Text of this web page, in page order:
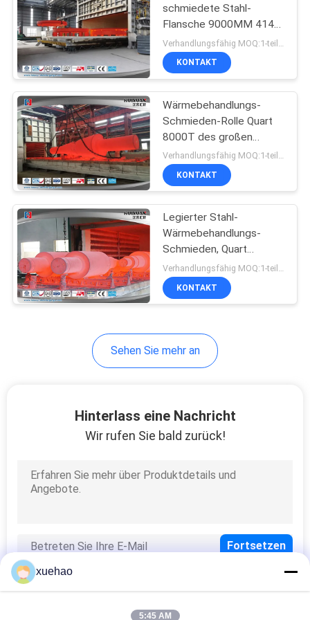
Freiformschmieden
27
Legierter Stahl
Schmiedeteile
Kohlenstoff-Stahl
Turbinenrotor-
Schmieden
schmiedete Stahl-
Flansche 9000MM 4140
34CrNiMo6 18CrNiMo7-
6
KONTAKT
Wärmebehandlungs-
Schmieden-Rolle Quart
8000T des großen
Umfangs öffnen sich
sterben Hydropress
Verhandlungsfähig MOQ:1-teilig
KONTAKT
Legierter Stahl-
Wärmebehandlungs-
Schmieden, Quart
Löschen/Wellen-
Schmieden
normalisierend
Verhandlungsfähig MOQ:1-teilig
KONTAKT
Sehen Sie mehr an
Hinterlass eine Nachricht
Wir rufen Sie bald zurück!
xuehao
5:45 AM